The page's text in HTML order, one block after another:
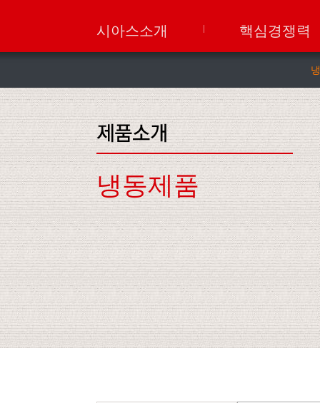
시아스소개 핵심경쟁력
냉동제품